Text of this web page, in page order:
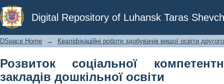
Digital Repository of Luhansk Taras
Розвиток соціальної
DSpace Home → Кваліфікаційні роботи здобувачів вищої освіти
Розвиток соціальної
закладів дошкільної освіти